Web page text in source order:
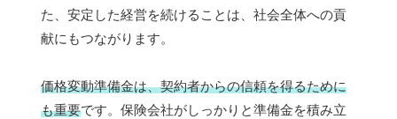
た、安定した経営を続けることは、社会全体への貢
献にもつながります。
価格変動準備金は、契約者からの信頼を得るために
も重要です。保険会社がしっかりと準備金を積み立